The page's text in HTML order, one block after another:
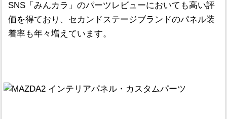
SNS「みんカラ」のパーツレビューにおいても高い評
価を得ており、セカンドステージブランドのパネル装
着率も年々増えています。